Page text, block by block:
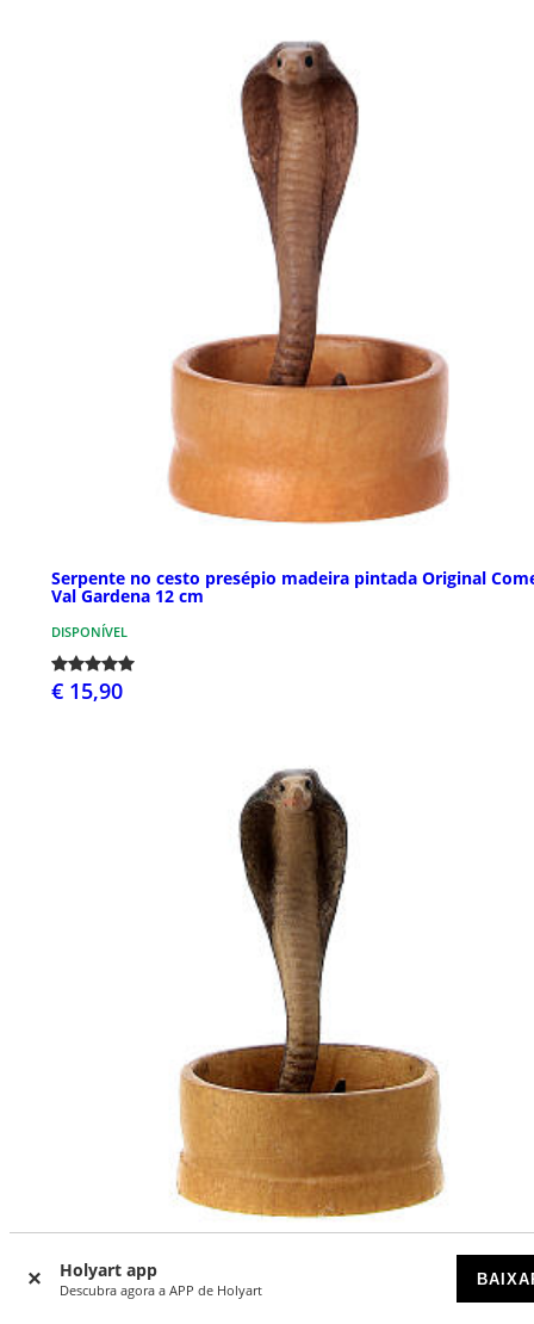
Holyart app
Descubra agora a APP de Holyart
Serpente no cesto presépio madeira pintada Original
Val Gardena 12 cm
DISPONÍVEL
€ 15,90
Serpente no cesto para presépio madeira pintada Original
Cometa Val Gardena 10 cm